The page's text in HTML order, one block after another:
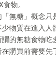
物。
無糖」概念只
物質在進入人
的無糖食物吃
購買前需要先